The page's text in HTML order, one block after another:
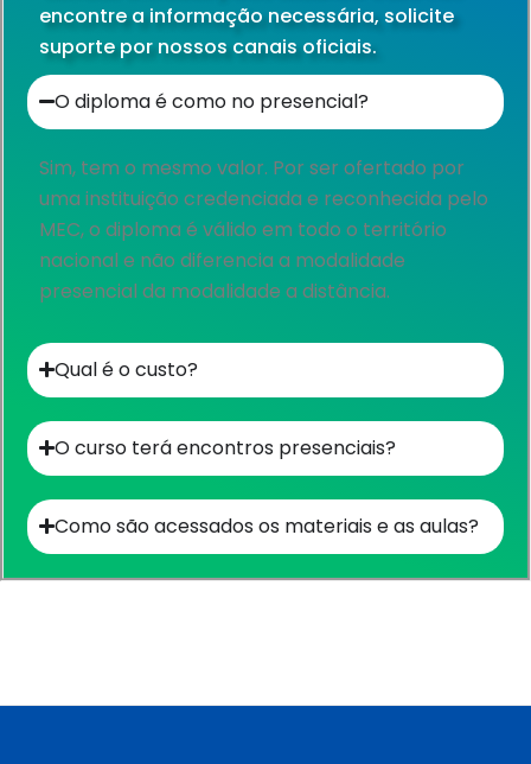
encontre a informação necessária, solicite
suporte por nossos canais oficiais.
O diploma é como no presencial?​
Sim, tem o mesmo valor. Por ser ofertado por
uma instituição credenciada e reconhecida pelo
MEC, o diploma é válido em todo o território
nacional e não diferencia a modalidade
presencial da modalidade a distância.
Qual é o custo?​
O curso terá encontros presenciais?
Como são acessados os materiais e as aulas?​